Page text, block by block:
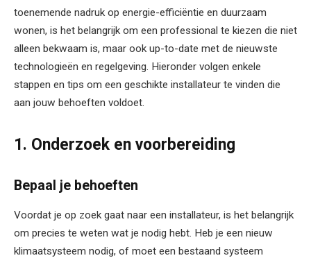
toenemende nadruk op energie-efficiëntie en duurzaam
wonen, is het belangrijk om een professional te kiezen die niet
alleen bekwaam is, maar ook up-to-date met de nieuwste
technologieën en regelgeving. Hieronder volgen enkele
stappen en tips om een geschikte installateur te vinden die
aan jouw behoeften voldoet.
1. Onderzoek en voorbereiding
Bepaal je behoeften
Voordat je op zoek gaat naar een installateur, is het belangrijk
om precies te weten wat je nodig hebt. Heb je een nieuw
klimaatsysteem nodig, of moet een bestaand systeem